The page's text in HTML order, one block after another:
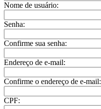
Nome de usuário:
Senha:
Confirme sua senha:
Endereço de e-mail:
Confirme o endereço de e-mail:
CPF: